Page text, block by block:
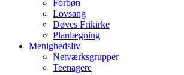
Forbøn
Lovsang
Døves Frikirke
Planlægning
Menighedsliv
Netværksgrupper
Teenagere